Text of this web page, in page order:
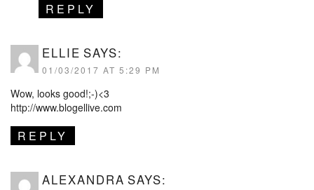
REPLY
ELLIE SAYS:
01/03/2017 AT 5:29 PM
Wow, looks good!;-)<3
http://www.blogellive.com
REPLY
ALEXANDRA SAYS: